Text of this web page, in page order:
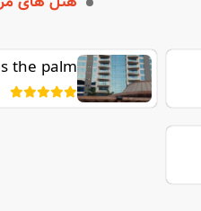
the palm